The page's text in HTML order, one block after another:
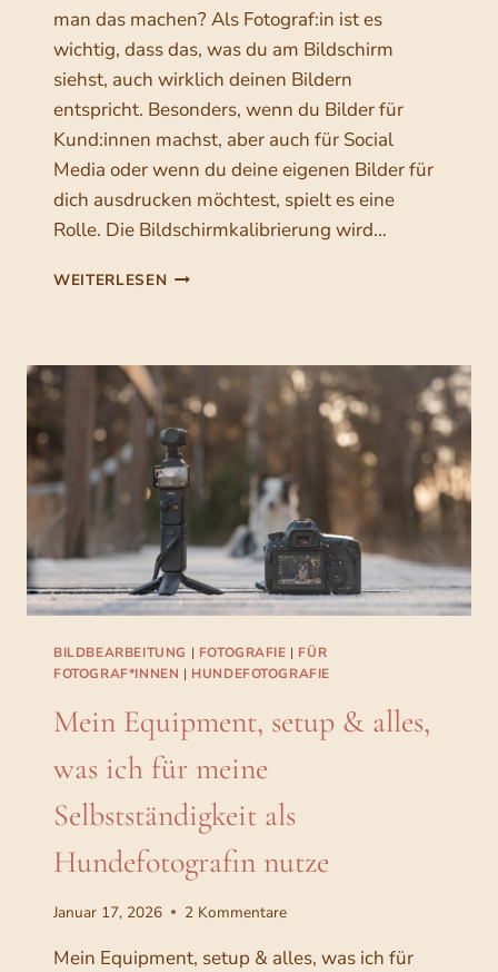
–
W
A
R
U
S
I
E
S
O
I
I
G
I
S
T
man das machen? Als Fotograf:in ist es
wichtig, dass das, was du am Bildschirm
siehst, auch wirklich deinen Bildern
entspricht. Besonders, wenn du Bilder für
Kund:innen machst, aber auch für Social
Media oder wenn du deine eigenen Bilder für
dich ausdrucken möchtest, spielt es eine
Rolle. Die Bildschirmkalibrierung wird…
WEITERLESENB
S
C
H
I
R
M
A
L
S
F
O
O
G
A
:
N
A
I
R
BILDBEARBEITUNG | FOTOGRAFIE | FÜR
FOTOGRAF*INNEN | HUNDEFOTOGRAFIE
Mein Equipment, setup & alles,
was ich für meine
Selbstständigkeit als
Hundefotografin nutze
Januar 17, 2026 2 Kommentare
Mein Equipment, setup & alles, was ich für